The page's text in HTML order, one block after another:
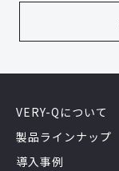
VERY-Qについて
製品ラインナップ
導入事例